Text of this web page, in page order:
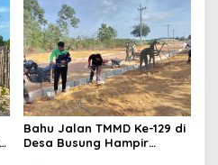
Bahu Jalan TMMD Ke-129 di
Desa Busung Hampir